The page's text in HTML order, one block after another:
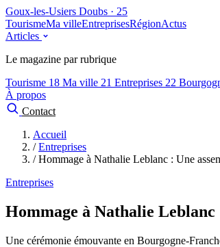
Goux-les-Usiers Doubs · 25
TourismeMa villeEntreprisesRégionActus
Articles
Le magazine par rubrique
Tourisme 18 Ma ville 21 Entreprises 22
À propos
Contact
Accueil
/ Entreprises
/ Hommage à Nathalie Leblanc : Une
Entreprises
Hommage à Nathalie Leblanc
Une cérémonie émouvante en Bourgogne-